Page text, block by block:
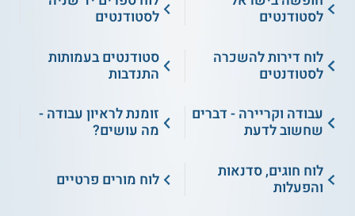
לסטודנטים
לסטודנטים
לוח דירות להשכרה
לסטודנטים
סטודנטים בעמותות
התנדבות
עבודה וקריירה - דברים
שחשוב לדעת
זומנת לראיון עבודה -
מה עושים?
לוח חוגים, סדנאות
והפעלות
לוח מורים פרטיים